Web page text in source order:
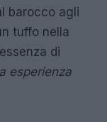
barocco agli
tuffo nella
di
esperienza